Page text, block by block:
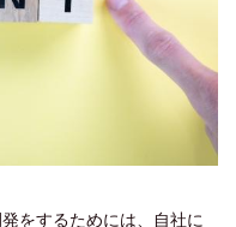
をするためには、自社に